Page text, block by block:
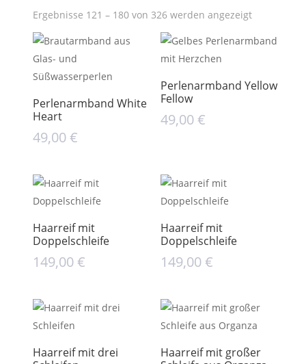
Ergebnisse 121 – 180 von 326 werden angezeigt
Perlenarmband White
Heart
49,00€
Perlenarmband Yellow
Fellow
49,00€
Haarreif mit
Doppelschleife
149,00€
Haarreif mit
Doppelschleife
149,00€
Haarreif mit drei
Haarreif mit großer